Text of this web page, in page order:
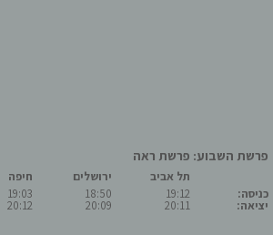
פרשת השבוע: פרשת ראה
כניסה:
יציאה:
תל אביב
19:12
20:11
ירושלים
18:50
20:09
חיפה
19:03
20:12